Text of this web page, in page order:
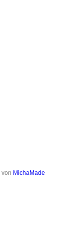
von MichaMade